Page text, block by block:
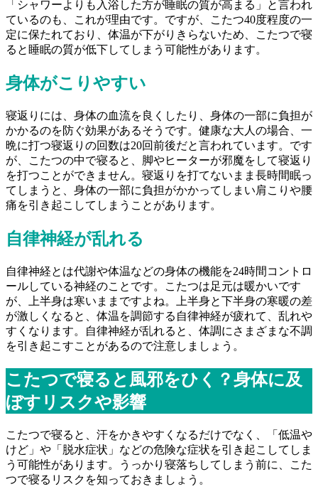
「シャワーよりも入浴した方が睡眠の質が高まる」と言われ
ているのも、これが理由です。ですが、こたつ40度程度の一
定に保たれており、体温が下がりきらないため、こたつで寝
ると睡眠の質が低下してしまう可能性があります。
身体がこりやすい
寝返りには、身体の血流を良くしたり、身体の一部に負担が
かかるのを防ぐ効果があるそうです。健康な大人の場合、一
晩に打つ寝返りの回数は20回前後だと言われています。です
が、こたつの中で寝ると、脚やヒーターが邪魔をして寝返り
を打つことができません。寝返りを打てないまま長時間眠っ
てしまうと、身体の一部に負担がかかってしまい肩こりや腰
痛を引き起こしてしまうことがあります。
自律神経が乱れる
自律神経とは代謝や体温などの身体の機能を24時間コントロ
ールしている神経のことです。こたつは足元は暖かいです
が、上半身は寒いままですよね。上半身と下半身の寒暖の差
が激しくなると、体温を調節する自律神経が疲れて、乱れや
すくなります。自律神経が乱れると、体調にさまざまな不調
を引き起こすことがあるので注意しましょう。
こたつで寝ると風邪をひく？身体に及
ぼすリスクや影響
こたつで寝ると、汗をかきやすくなるだけでなく、「低温や
けど」や「脱水症状」などの危険な症状を引き起こしてしま
う可能性があります。うっかり寝落ちしてしまう前に、こた
つで寝るリスクを知っておきましょう。